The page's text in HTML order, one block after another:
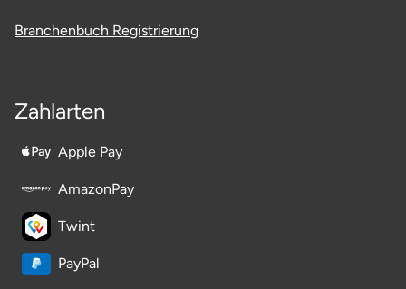
Branchenbuch Registrierung
Zahlarten
Apple Pay
AmazonPay
Twint
PayPal
Rostock
Rottweil
Rügen